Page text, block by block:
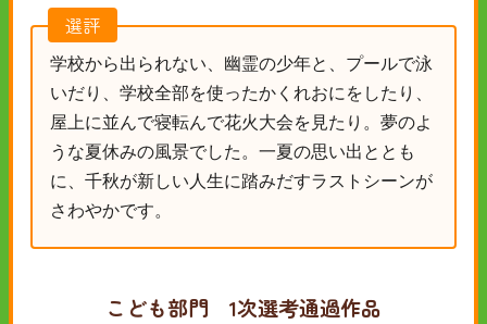
選評
学校から出られない、幽霊の少年と、プールで泳
いだり、学校全部を使ったかくれおにをしたり、
屋上に並んで寝転んで花火大会を見たり。夢のよ
うな夏休みの風景でした。一夏の思い出ととも
に、千秋が新しい人生に踏みだすラストシーンが
さわやかです。
こども部門 1次選考通過作品